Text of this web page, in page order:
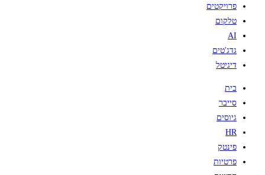
פרויקטים
טלקום
AI
גדג'טים
דיגיטל
בית
סייבר
גיוסים
HR
פינטק
פרטיות